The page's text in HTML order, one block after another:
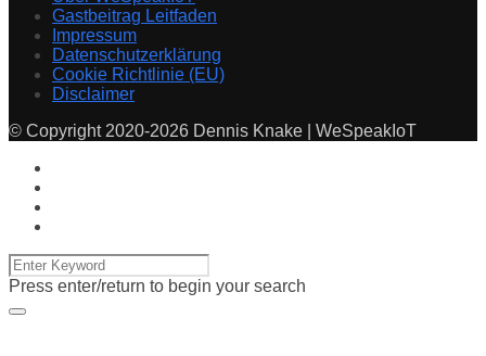
Gastbeitrag Leitfaden
Impressum
Datenschutzerklärung
Cookie Richtlinie (EU)
Disclaimer
© Copyright 2020-2026 Dennis Knake | WeSpeakIoT
Press enter/return to begin your search